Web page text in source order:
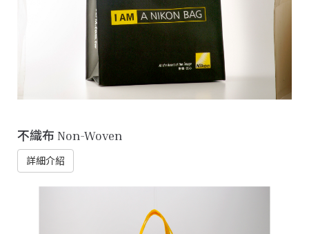
不織布 Non-Woven
詳細介紹